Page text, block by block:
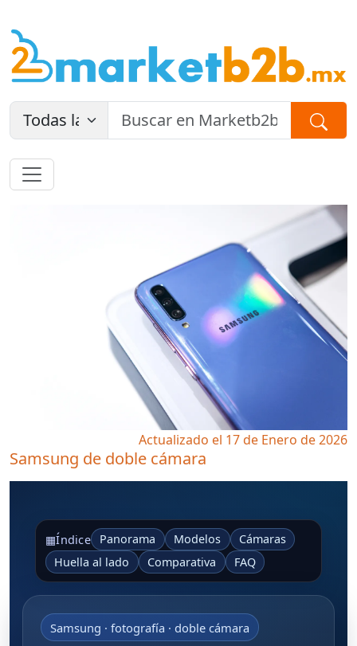
Actualizado el 17 de Enero de 2026
Samsung de doble cámara
▦Índice Panorama Modelos
Cámaras
Huella al lado
Comparativa FAQ
Samsung · fotografía · doble cámara